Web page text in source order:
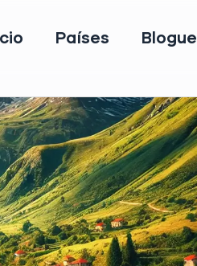
Países Blogue